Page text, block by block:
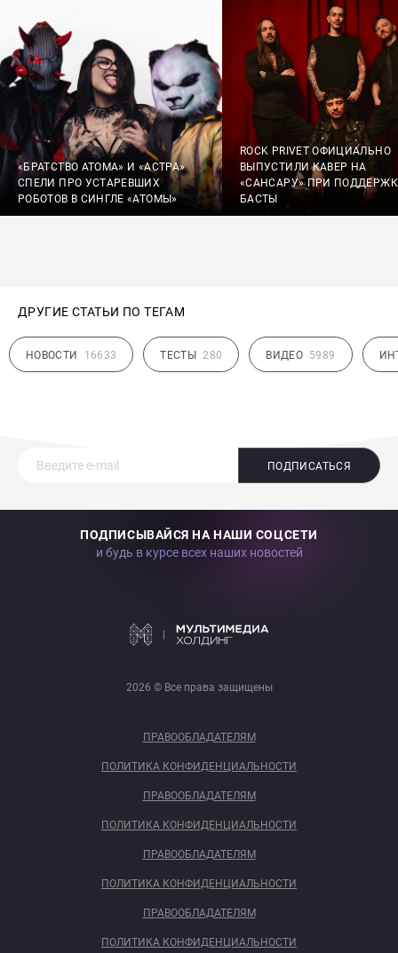
«БРАТСТВО АТОМА» И «АСТРА»
СПЕЛИ ПРО УСТАРЕВШИХ
РОБОТОВ В СИНГЛЕ «АТОМЫ»
ROCK PRIVET ОФИЦИАЛЬНО
ВЫПУСТИЛИ КАВЕР НА
«САНСАРУ» ПРИ
БАСТЫ
ДРУГИЕ СТАТЬИ ПО ТЕГАМ
НОВОСТИ 16633 ТЕСТЫ 280 ВИДЕО 5989
ПОДПИСАТЬСЯ
ПОДПИСЫВАЙСЯ НА НАШИ СОЦСЕТИ
и будь в курсе всех наших новостей
2026 © Все права защищены
ПРАВООБЛАДАТЕЛЯМ
ПОЛИТИКА КОНФИДЕНЦИАЛЬНОСТИ
ПРАВООБЛАДАТЕЛЯМ
ПОЛИТИКА КОНФИДЕНЦИАЛЬНОСТИ
ПРАВООБЛАДАТЕЛЯМ
ПОЛИТИКА КОНФИДЕНЦИАЛЬНОСТИ
ПРАВООБЛАДАТЕЛЯМ
ПОЛИТИКА КОНФИДЕНЦИАЛЬНОСТИ